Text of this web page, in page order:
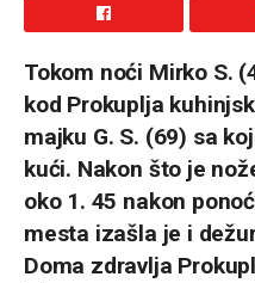
Tokom noći Mirko S.
kod Prokuplja
majku G. S. (69) sa
kući. Nakon što je
oko 1. 45 nakon
mesta izašla je i
Doma zdravlja